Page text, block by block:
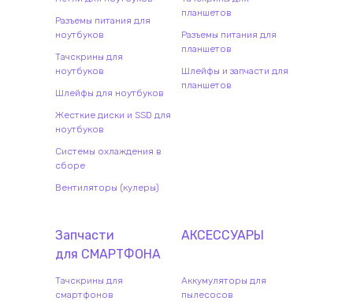
Разъемы питания для
ноутбуков
Тачскрины для
ноутбуков
Шлейфы для ноутбуков
Жесткие диски и SSD для
ноутбуков
Системы охлаждения в
сборе
Вентиляторы (кулеры)
планшетов
Разъемы питания для
планшетов
Шлейфы и запчасти для
планшетов
Запчасти
для СМАРТФОНА
Тачскрины для
смартфонов
АКСЕССУАРЫ
Аккумуляторы для
пылесосов